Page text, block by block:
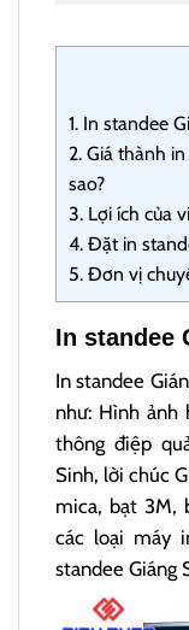
1. In standee
2. Giá thành
sao?
3. Lợi ích của
4. Đặt in
5. Đơn vị
In standee
In standee
như: Hình ảnh
thông điệp
Sinh, lời chúc
mica, bạt 3M,
các loại máy
standee Giáng